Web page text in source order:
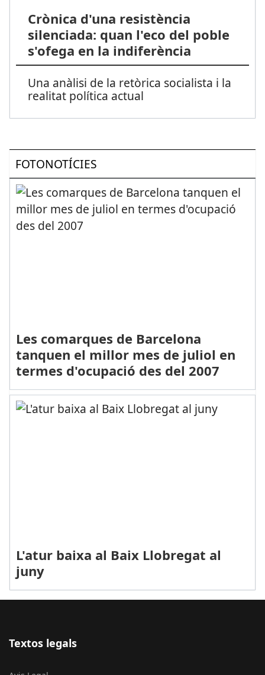
Crònica d'una resistència
silenciada: quan l'eco del poble
s'ofega en la indiferència
Una anàlisi de la retòrica socialista i la
realitat política actual
FOTONOTÍCIES
Les comarques de Barcelona
tanquen el millor mes de juliol en
termes d'ocupació des del 2007
L'atur baixa al Baix Llobregat al
juny
Textos legals